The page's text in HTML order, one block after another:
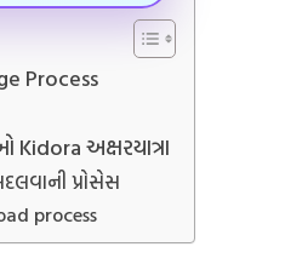
Process
અક્ષરયાત્રા
પ્રોસેસ
process